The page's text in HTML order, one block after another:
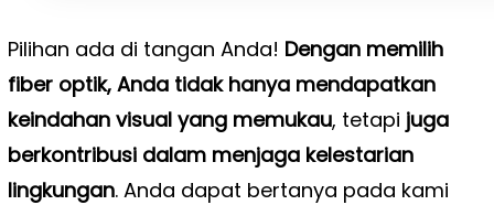
Pilihan ada di tangan Anda! Dengan memilih
fiber optik, Anda tidak hanya mendapatkan
keindahan visual yang memukau, tetapi juga
berkontribusi dalam menjaga kelestarian
lingkungan. Anda dapat bertanya pada kami